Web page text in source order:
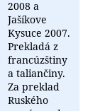
2008 a
Jašíkove
Kysuce 2007.
Prekladá z
francúzštiny
a taliančiny.
Za preklad
Ruského